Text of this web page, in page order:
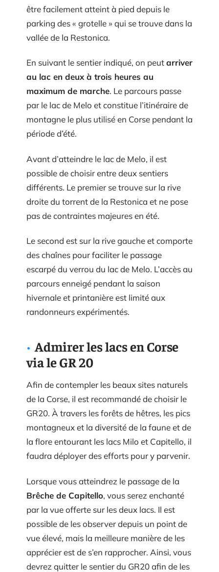
être facilement atteint à pied depuis le
parking des « grotelle » qui se trouve dans la
vallée de la Restonica.
En suivant le sentier indiqué, on peutarriver
au lac en deux à trois heures au
maximum de marche. Le parcours passe
par le lac de Melo et constitue l’itinéraire de
montagne le plus utilisé en Corse pendant la
période d’été.
Avant d’atteindre le lac de Melo, il est
possible de choisir entre deux sentiers
différents. Le premier se trouve sur la rive
droite du torrent de la Restonica et ne pose
pas de contraintes majeures en été.
Le second est sur la rive gauche et comporte
des chaînes pour faciliter le passage
escarpé du verrou du lac de Melo. L’accès au
parcours enneigé pendant la saison
hivernale et printanière est limité aux
randonneurs expérimentés.
Admirer les lacs en Corse
via le GR 20
Afin de contempler les beaux sites naturels
de la Corse, il est recommandé de choisir le
GR20. À travers les forêts de hêtres, les pics
montagneux et la diversité de la faune et de
la flore entourant les lacs Milo et Capitello, il
faudra déployer des efforts pour y parvenir.
Lorsque vous atteindrez le passage de la
Brêche de Capitello, vous serez enchanté
par la vue offerte sur les deux lacs. Il est
possible de les observer depuis un point de
vue élevé, mais la meilleure manière de les
apprécier est de s’en rapprocher. Ainsi, vous
devrez quitter le sentier du GR20 afin de les